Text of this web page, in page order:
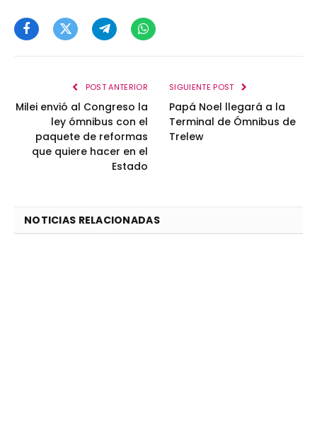
FacebookTwitterTelegramWhatsApp
POST ANTERIOR
Milei envió al Congreso la
ley ómnibus con el
paquete de reformas
que quiere hacer en el
Estado
SIGUIENTE POST
Papá Noel llegará a la
Terminal de Ómnibus de
Trelew
NOTICIAS RELACIONADAS